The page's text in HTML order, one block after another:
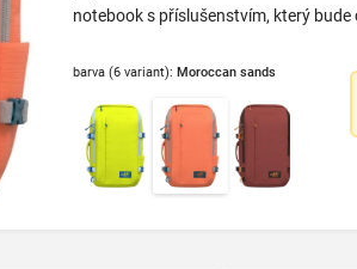
notebook s příslušenstvím, který bude
barva (6 variant):Moroccan sands